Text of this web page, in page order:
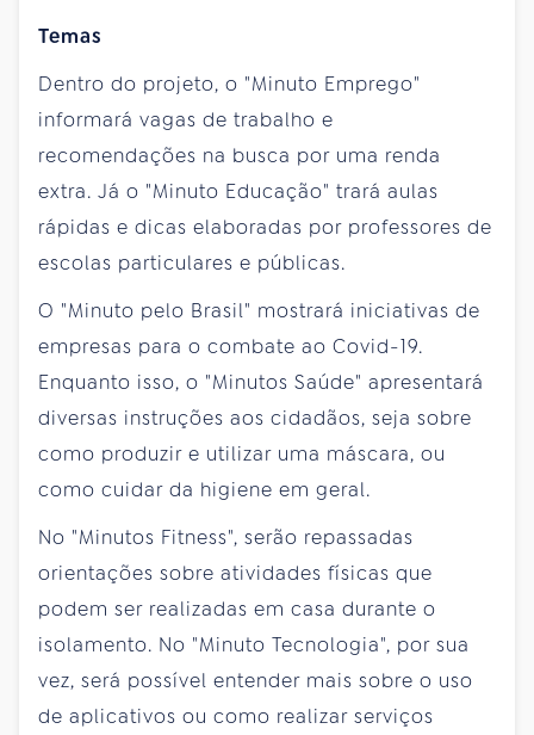
Temas
Dentro do projeto, o "Minuto Emprego"
informará vagas de trabalho e
recomendações na busca por uma renda
extra. Já o "Minuto Educação" trará aulas
rápidas e dicas elaboradas por professores de
escolas particulares e públicas.
O "Minuto pelo Brasil" mostrará iniciativas de
empresas para o combate ao Covid-19.
Enquanto isso, o "Minutos Saúde" apresentará
diversas instruções aos cidadãos, seja sobre
como produzir e utilizar uma máscara, ou
como cuidar da higiene em geral.
No "Minutos Fitness", serão repassadas
orientações sobre atividades físicas que
podem ser realizadas em casa durante o
isolamento. No "Minuto Tecnologia", por sua
vez, será possível entender mais sobre o uso
de aplicativos ou como realizar serviços